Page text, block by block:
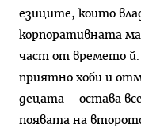
езиците, които
корпоративната
част от времето й.
приятно хоби и
децата – остава
появата на